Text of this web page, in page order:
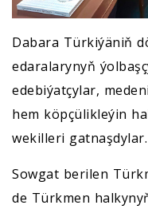
Dabara Türkiýäniň
edaralarynyň
edebiýatçylar,
hem köpçülikleýin
wekilleri gatnaşdylar.
Sowgat berilen
de Türkmen